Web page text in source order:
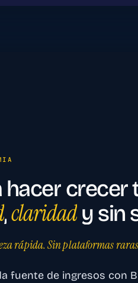
hacer crecer
,claridad y sin
rápida. Sin plataformas
fuente de ingresos con